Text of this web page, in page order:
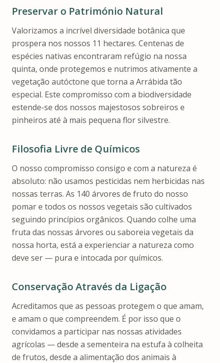
Preservar o Património Natural
Valorizamos a incrível diversidade botânica que
prospera nos nossos 11 hectares. Centenas de
espécies nativas encontraram refúgio na nossa
quinta, onde protegemos e nutrimos ativamente a
vegetação autóctone que torna a Arrábida tão
especial. Este compromisso com a biodiversidade
estende-se dos nossos majestosos sobreiros e
pinheiros até à mais pequena flor silvestre.
Filosofia Livre de Químicos
O nosso compromisso consigo e com a natureza é
absoluto: não usamos pesticidas nem herbicidas nas
nossas terras. As 140 árvores de fruto do nosso
pomar e todos os nossos vegetais são cultivados
seguindo princípios orgânicos. Quando colhe uma
fruta das nossas árvores ou saboreia vegetais da
nossa horta, está a experienciar a natureza como
deve ser — pura e intocada por químicos.
Conservação Através da Ligação
Acreditamos que as pessoas protegem o que amam,
e amam o que compreendem. É por isso que o
convidamos a participar nas nossas atividades
agrícolas — desde a sementeira na estufa à colheita
de frutos, desde a alimentação dos animais à